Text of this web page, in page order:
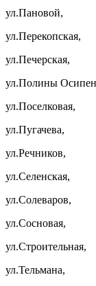
ул.Пановой,
ул.Перекопская,
ул.Печерская,
ул.Полины
ул.Поселковая,
ул.Пугачева,
ул.Речников,
ул.Селенская,
ул.Солеваров,
ул.Сосновая,
ул.Строительная,
ул.Тельмана,